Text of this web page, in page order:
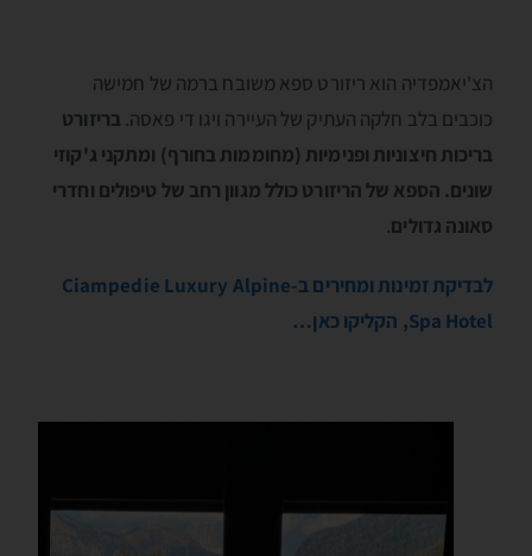
הצ'יאמפדיה הוא ריזורט ספא משובח ברמה של חמישה
כוכבים בלב חלקה העתיק של העיירה ויגו די פאסה. בריזורט
בריכות חיצוניות ופנימיות (מחוממות בחורף) ומתקני ג'קוזי
שונים. הספא של הריזורט כולל מגוון רחב של טיפולים וחדרי
סאונה גדולים.
לבדיקת זמינות ומחירים ב-Ciampedie Luxury Alpine
Spa Hotel, הקליקו כאן…